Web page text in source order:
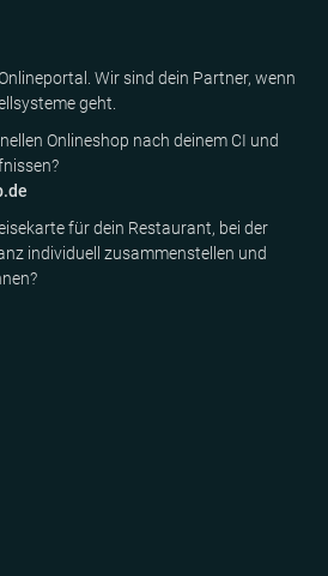
Wir sind dein Partner, wenn
geht.
Onlineshop nach deinem CI und
für dein Restaurant, bei der
individuell zusammenstellen und